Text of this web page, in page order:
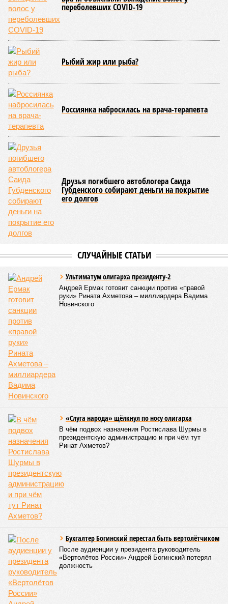
переболевших COVID-19
Рыбий жир или рыба?
Россиянка набросилась на врача-терапевта
Друзья погибшего автоблогера Саида
Губденского собирают деньги на покрытие
его долгов
СЛУЧАЙНЫЕ СТАТЬИ
Ультиматум олигарха президенту-2
Андрей Ермак готовит санкции против «правой
руки» Рината Ахметова – миллиардера Вадима
Новинского
«Слуга народа» щёлкнул по носу олигарха
В чём подвох назначения Ростислава Шурмы в
президентскую администрацию и при чём тут
Ринат Ахметов?
Бухгалтер Богинский перестал быть вертолётчиком
После аудиенции у президента руководитель
«Вертолётов России» Андрей Богинский потерял
должность